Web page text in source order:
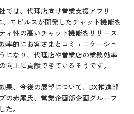
では、代理店向け営業支援アプリ
、モビルスが開発したチャット機能を
ィ性の高いチャット機能をリリース
率的にお客さまとコミュニケーショ
になり、代理店や営業店の業務効率
向上に貢献できているそうです。
果、今後の展望について、DX推進部
の赤尾氏、営業企画部企画グループ
た。